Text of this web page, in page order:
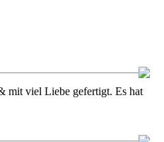
mit viel Liebe gefertigt. Es hat